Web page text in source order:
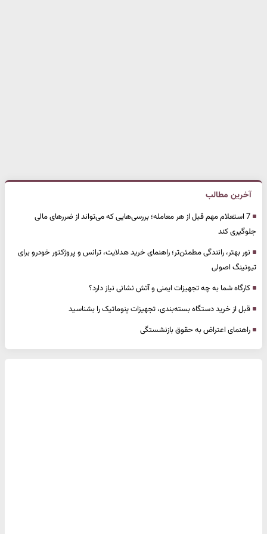
آخرین مطالب
7 استعلام مهم قبل از هر معامله؛ بررسی‌هایی که می‌تواند از ضررهای مالی
جلوگیری کند
نور بهتر، رانندگی مطمئن‌تر؛ راهنمای خرید هدلایت، ترانس و پروژکتور خودرو برای
تیونینگ اصولی
کارگاه شما به چه تجهیزات ایمنی و آتش نشانی نیاز دارد؟
قبل از خرید دستگاه بسته‌بندی، تجهیزات پنوماتیک را بشناسید
راهنمای اعتراض به حقوق بازنشستگی